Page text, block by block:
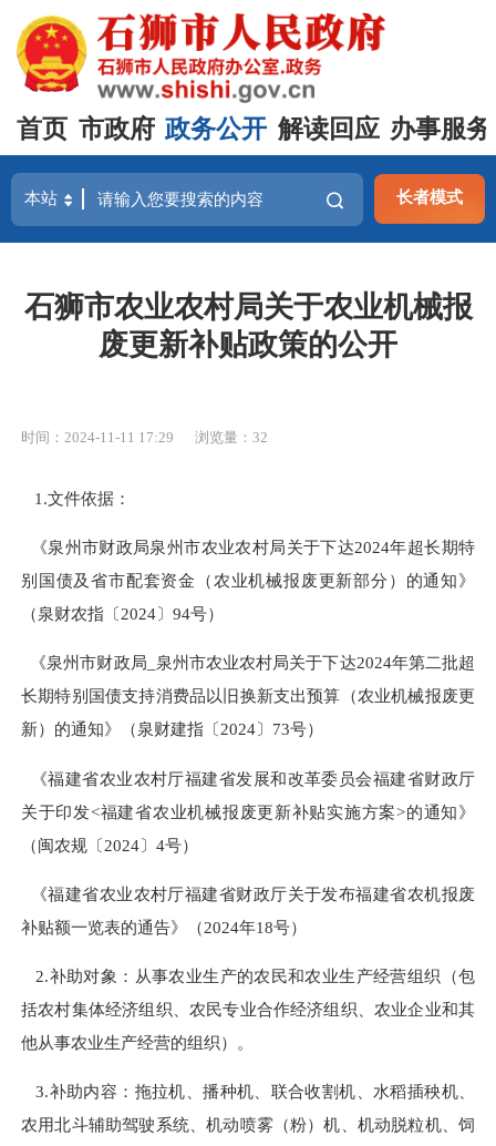
首页 市政府 政务公开 解读回应 办事服务
长者模式
石狮市农业农村局关于农业机械报
废更新补贴政策的公开
时间：2024-11-11 17:29 浏览量： 32
1.文件依据：
《泉州市财政局泉州市农业农村局关于下达2024年超长期特
别国债及省市配套资金（农业机械报废更新部分）的通知》
（泉财农指〔2024〕94号）
《泉州市财政局_泉州市农业农村局关于下达2024年第二批超
长期特别国债支持消费品以旧换新支出预算（农业机械报废更
新）的通知》（泉财建指〔2024〕73号）
《福建省农业农村厅福建省发展和改革委员会福建省财政厅
关于印发<福建省农业机械报废更新补贴实施方案>的通知》
（闽农规〔2024〕4号）
《福建省农业农村厅福建省财政厅关于发布福建省农机报废
补贴额一览表的通告》（2024年18号）
2.补助对象：从事农业生产的农民和农业生产经营组织（包
括农村集体经济组织、农民专业合作经济组织、农业企业和其
他从事农业生产经营的组织）。
3.补助内容：拖拉机、播种机、联合收割机、水稻插秧机、
农用北斗辅助驾驶系统、机动喷雾（粉）机、机动脱粒机、饲